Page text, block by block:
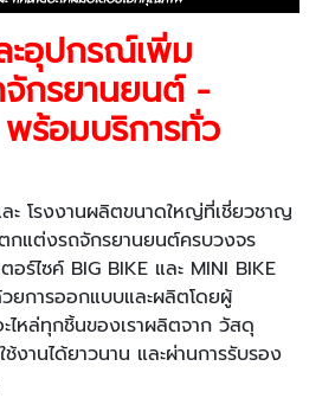
ะอุปกรณ์เพิ่ม
จักรยานยนต์ -
พร้อมบริการทั่ว
ละ โรงงานผลิตขนาดใหญ่ที่เชี่ยวชาญ
กแต่งรถจักรยานยนต์ครบวงจร
ร์ไซค์ BIG BIKE และ MINI BIKE
ยการออกแบบและผลิตโดยผู้
ไหล่ทุกชิ้นของเราผลิตจาก วัสดุ
านได้ยาวนาน และผ่านการรับรอง